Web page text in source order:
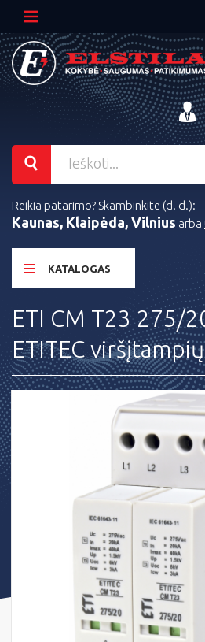
Reikia patarimo? Skambinkite (d. d.):
Kaunas, Klaipėda, Vilnius arba
KATALOGAS
ETI CM T23 275/
ETITEC